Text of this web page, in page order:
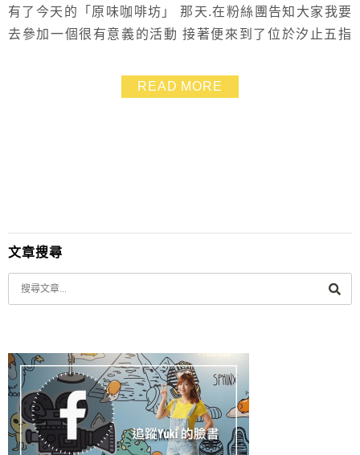
有了今天的「原味咖啡坊」 那天.在粉絲團告知大家我要
去參加一個很有意義的活動 接著便來到了位於汐止五指
著.讓我更加感恩、感激我所擁有 原住民天性樂觀.就算處
於弱勢依舊向天抗命 就是這樣的信念「做對的事.勇往直
READ MORE
文章搜尋